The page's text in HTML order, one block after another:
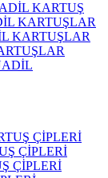
KARTUŞ
KARTUŞLAR
KARTUŞLAR
ÇİPLERİ
ÇİPLERİ
ÇİPLERİ